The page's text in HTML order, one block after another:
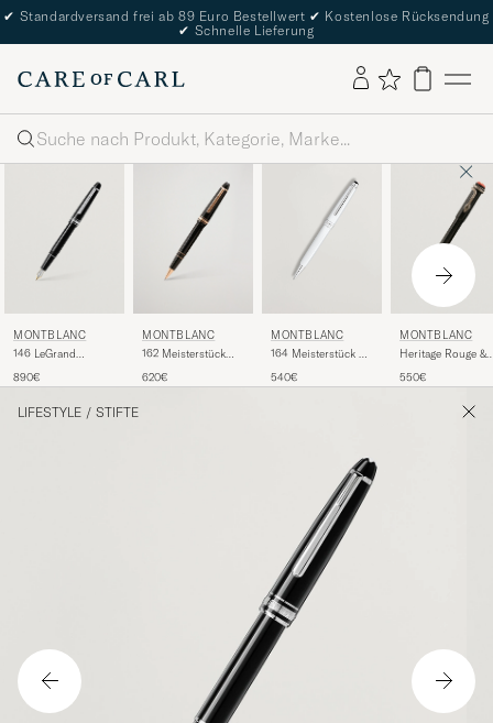
✔ Standardversand frei ab 89 Euro Bestellwert ✔ Kostenlose Rücksendung
✔ Schnelle Lieferung
Suche
MONTBLANC
146 LeGrand
Fountain Pen
890€
MONTBLANC
162 Meisterstück
Pen Black/Red Gold
620€
MONTBLANC
164 Meisterstück BP
540€
MONTBLANC
Heritage Rouge &
Black
550€
LIFESTYLE / STIFTE